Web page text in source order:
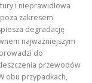
i nieprawidłowa
zakresem
degradację
najważniejszym
do
przewodów
obu przypadkach,